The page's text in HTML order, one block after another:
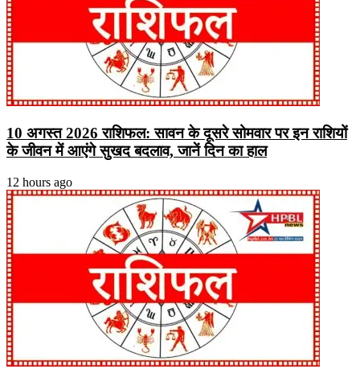
10 अगस्त 2026 राशिफल: सावन के दूसरे सोमवार पर इन राशियों
के जीवन में आएंगे सुखद बदलाव, जानें दिन का हाल
12 hours ago